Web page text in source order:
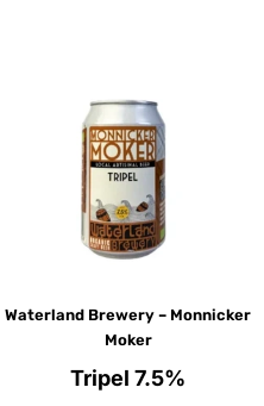
Waterland Brewery – Monnicker
Moker
Tripel 7.5%